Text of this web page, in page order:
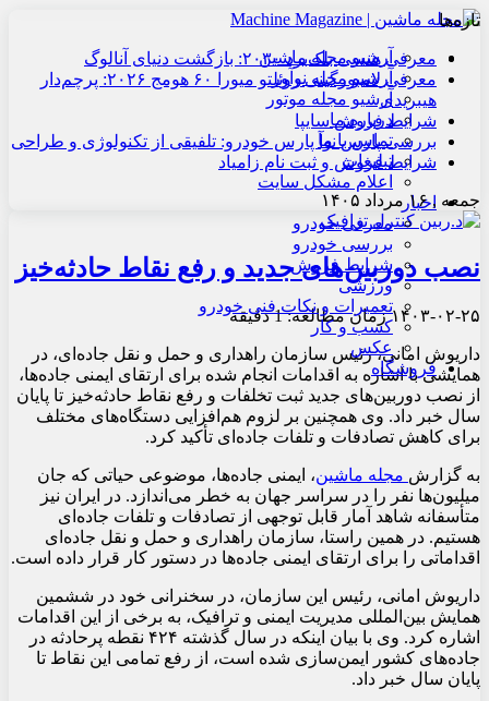
آرشیو مجله ماشین
آرشیو مجله نوآور
آرشیو مجله موتور
درباره ما
تماس با ما
تبلیغات
اعلام مشکل سایت
اخبار
معرفی خودرو
بررسی خودرو
شرایط فروش
ورزشی
تعمیرات و نکات فنی خودرو
کسب و کار
عکس
فروشگاه
تازه‌ها
معرفی هنسی بلک‌برد ۲۰۳۰: بازگشت دنیای آنالوگ
معرفی لامبورگینی روئلتو میورا ۶۰ هومج ۲۰۲۶: پرچم‌دار
هیبریدی
شرایط فروش سایپا
بررسی پارس نوآ پارس خودرو: تلفیقی از تکنولوژی و طراحی
شرایط فروش و ثبت نام زامیاد
جمعه , ۱۶ مرداد ۱۴۰۵
نصب دوربین‌های جدید و رفع نقاط حادثه‌خیز
۱۴۰۳-۰۲-۲۵زمان مطالعه: 1 دقیقه
داریوش امانی، رئیس سازمان راهداری و حمل و نقل جاده‌ای، در
همایشی با اشاره به اقدامات انجام شده برای ارتقای ایمنی جاده‌ها،
از نصب دوربین‌های جدید ثبت تخلفات و رفع نقاط حادثه‌خیز تا پایان
سال خبر داد. وی همچنین بر لزوم هم‌افزایی دستگاه‌های مختلف
برای کاهش تصادفات و تلفات جاده‌ای تأکید کرد.
به گزارش مجله ماشین، ایمنی جاده‌ها، موضوعی حیاتی که جان
میلیون‌ها نفر را در سراسر جهان به خطر می‌اندازد. در ایران نیز
متأسفانه شاهد آمار قابل توجهی از تصادفات و تلفات جاده‌ای
هستیم. در همین راستا، سازمان راهداری و حمل و نقل جاده‌ای
اقداماتی را برای ارتقای ایمنی جاده‌ها در دستور کار قرار داده است.
داریوش امانی، رئیس این سازمان، در سخنرانی خود در ششمین
همایش بین‌المللی مدیریت ایمنی و ترافیک، به برخی از این اقدامات
اشاره کرد. وی با بیان اینکه در سال گذشته ۴۲۴ نقطه پرحادثه در
جاده‌های کشور ایمن‌سازی شده است، از رفع تمامی این نقاط تا
پایان سال خبر داد.